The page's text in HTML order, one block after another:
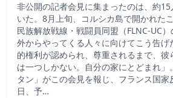
非公開の記者会見に集まったのは、約
いた。8月上旬、コルシカ島で開かれた
民族解放戦線・戦闘員同盟（FLNC-UC
外からやってくる人々に向けてこう告
的権利が認められ、尊重されるまで、彼
は一つしかない。自分の家にとどまれ」
タン」がこの会見を報じ、フランス国
日、予…